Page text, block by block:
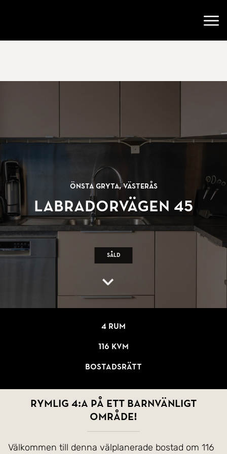
Önsta Gryta, Västerås
Labradorvägen 45
Såld
4 rum
116 kvm
Bostadsrätt
Rymlig 4:a på ett barnvänligt
område!
Välkommen till denna välplanerade bostad om 116